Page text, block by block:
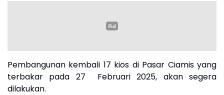
Pembangunan kembali 17 kios di Pasar Ciamis yang
terbakar pada 27 Februari 2025, akan segera
dilakukan.